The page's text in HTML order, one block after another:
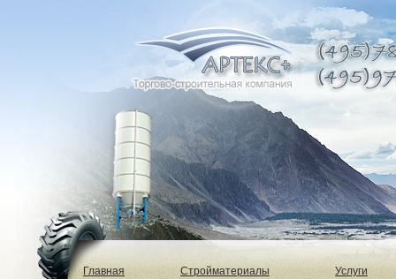
Главная Стройматериалы Услуги